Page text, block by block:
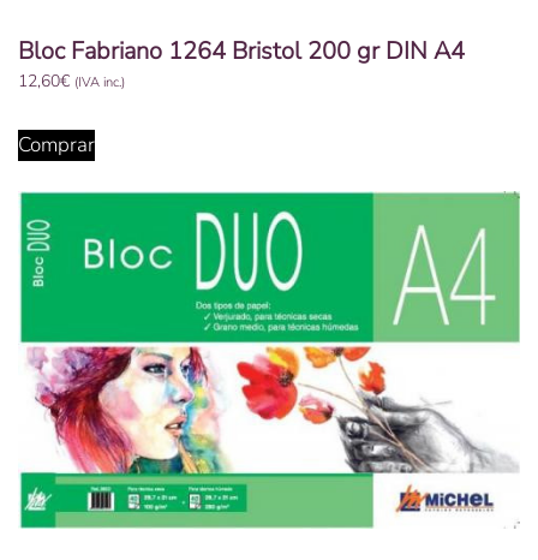
Bloc Fabriano 1264 Bristol 200 gr DIN A4
12,60€ (IVA inc.)
Comprar